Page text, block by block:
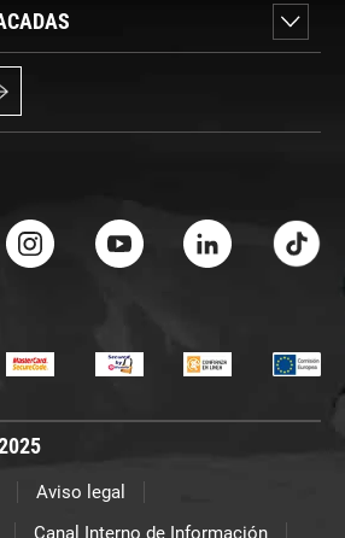
Aviso legal
Canal Interno de Información